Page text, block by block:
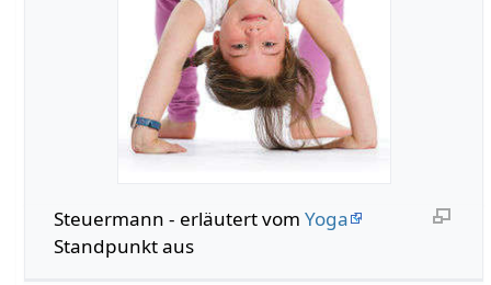
Steuermann‏‎ - erläutert vom Yoga
Standpunkt aus